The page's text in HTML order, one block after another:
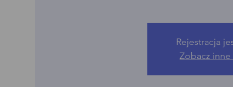
Rejestracja
Zobacz inne